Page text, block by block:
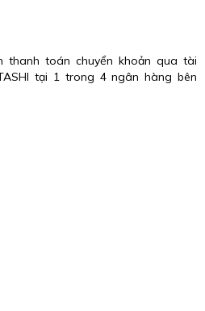
thanh toán chuyển khoản qua tài
tại 1 trong 4 ngân hàng bên